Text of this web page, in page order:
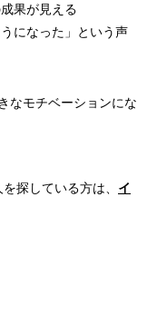
果が見える
になった」という声
なモチベーションにな
探している方は、 イ